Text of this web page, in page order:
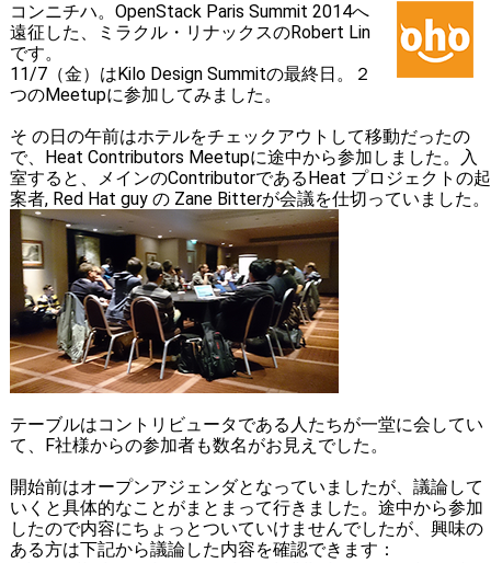
コンニチハ。OpenStack Paris Summit 2014へ
遠征した、ミラクル・リナックスのRobert Lin
です。
11/7（金）はKilo Design Summitの最終日。２
つのMeetupに参加してみました。
そ の日の午前はホテルをチェックアウトして移動だったの
で、Heat Contributors Meetupに途中から参加しました。入
室すると、メインのContributorであるHeat プロジェクトの起
案者, Red Hat guy の Zane Bitterが会議を仕切っていました。
テーブルはコントリビュータである人たちが一堂に会してい
て、F社様からの参加者も数名がお見えでした。
開始前はオープンアジェンダとなっていましたが、議論して
いくと具体的なことがまとまって行きました。途中から参加
したので内容にちょっとついていけませんでしたが、興味の
ある方は下記から議論した内容を確認できます：